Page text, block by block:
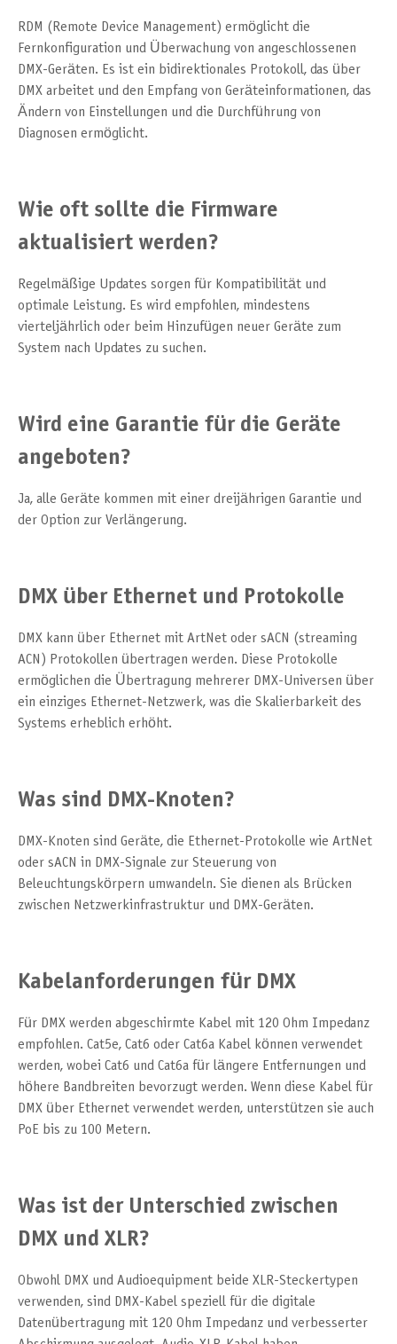
RDM (Remote Device Management) ermöglicht die
Fernkonfiguration und Überwachung von angeschlossenen
DMX-Geräten. Es ist ein bidirektionales Protokoll, das über
DMX arbeitet und den Empfang von Geräteinformationen, das
Ändern von Einstellungen und die Durchführung von
Diagnosen ermöglicht.
Wie oft sollte die Firmware
aktualisiert werden?
Regelmäßige Updates sorgen für Kompatibilität und
optimale Leistung. Es wird empfohlen, mindestens
vierteljährlich oder beim Hinzufügen neuer Geräte zum
System nach Updates zu suchen.
Wird eine Garantie für die Geräte
angeboten?
Ja, alle Geräte kommen mit einer dreijährigen Garantie und
der Option zur Verlängerung.
DMX über Ethernet und Protokolle
DMX kann über Ethernet mit ArtNet oder sACN (streaming
ACN) Protokollen übertragen werden. Diese Protokolle
ermöglichen die Übertragung mehrerer DMX-Universen über
ein einziges Ethernet-Netzwerk, was die Skalierbarkeit des
Systems erheblich erhöht.
Was sind DMX-Knoten?
DMX-Knoten sind Geräte, die Ethernet-Protokolle wie ArtNet
oder sACN in DMX-Signale zur Steuerung von
Beleuchtungskörpern umwandeln. Sie dienen als Brücken
zwischen Netzwerkinfrastruktur und DMX-Geräten.
Kabelanforderungen für DMX
Für DMX werden abgeschirmte Kabel mit 120 Ohm Impedanz
empfohlen. Cat5e, Cat6 oder Cat6a Kabel können verwendet
werden, wobei Cat6 und Cat6a für längere Entfernungen und
höhere Bandbreiten bevorzugt werden. Wenn diese Kabel für
DMX über Ethernet verwendet werden, unterstützen sie auch
PoE bis zu 100 Metern.
Was ist der Unterschied zwischen
DMX und XLR?
Obwohl DMX und Audioequipment beide XLR-Steckertypen
verwenden, sind DMX-Kabel speziell für die digitale
Datenübertragung mit 120 Ohm Impedanz und verbesserter